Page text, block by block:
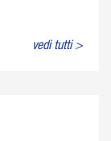
vedi tutti >